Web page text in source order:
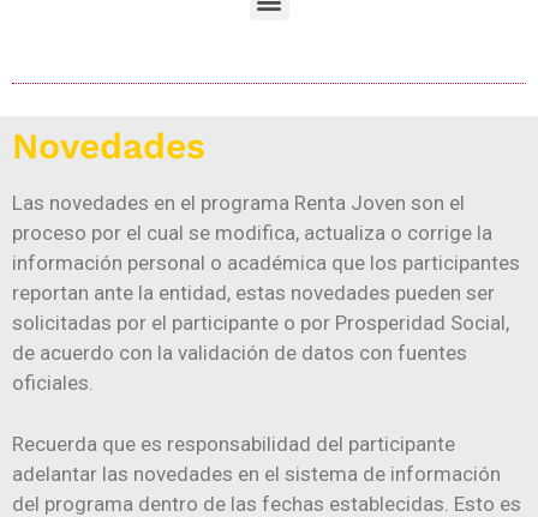
Novedades
Las novedades en el programa Renta Joven son el
proceso por el cual se modifica, actualiza o corrige la
información personal o académica que los participantes
reportan ante la entidad, estas novedades pueden ser
solicitadas por el participante o por Prosperidad Social,
de acuerdo con la validación de datos con fuentes
oficiales.
Recuerda que es responsabilidad del participante
adelantar las novedades en el sistema de información
del programa dentro de las fechas establecidas. Esto es